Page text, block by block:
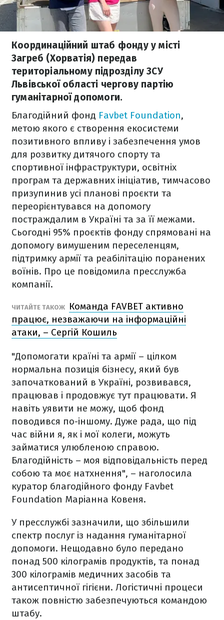
Координаційний штаб фонду у місті
Загреб (Хорватія) передав
територіальному підрозділу ЗСУ
Львівської області чергову партію
гуманітарної допомоги.
Благодійний фонд Favbet Foundation,
метою якого є створення екосистеми
позитивного впливу і забезпечення умов
для розвитку дитячого спорту та
спортивної інфраструктури, освітніх
програм та державних ініціатив, тимчасово
призупинив усі планові проєкти та
переорієнтувався на допомогу
постраждалим в Україні та за її межами.
Сьогодні 95% проєктів фонду спрямовані на
допомогу вимушеним переселенцям,
підтримку армії та реабілітацію поранених
воїнів. Про це повідомила пресслужба
компанії.
ЧИТАЙТЕ ТАКОЖ
Команда FAVBET активно
працює, незважаючи на інформаційні
атаки, – Сергій Кошиль
"Допомогати країні та армії – цілком
нормальна позиція бізнесу, який був
започаткований в Україні, розвивався,
працював і продовжує тут працювати. Я
навіть уявити не можу, щоб фонд
поводився по-іншому. Дуже рада, що під
час війни я, як і мої колеги, можуть
займатися улюбленою справою.
Благодійність – моя відповідальність перед
собою та моє натхнення", – наголосила
куратор благодійного фонду Favbet
Foundation Маріанна Ковеня.
У пресслужбі зазначили, що збільшили
спектр послуг із надання гуманітарної
допомоги. Нещодавно було передано
понад 500 кілограмів продуктів, та понад
300 кілограмів медичних засобів та
антисептичної гігієни. Логістичні процеси
також повністю забезпечуються командою
штабу.